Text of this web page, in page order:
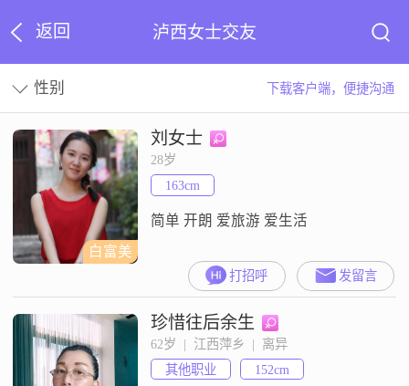
返回 泸西女士交友
性别 下载客户端，便捷沟通
白富美
刘女士
28岁
163cm
简单 开朗 爱旅游 爱生活
打招呼 发留言
珍惜往后余生
62岁  |  江西萍乡  |  离异
其他职业
152cm